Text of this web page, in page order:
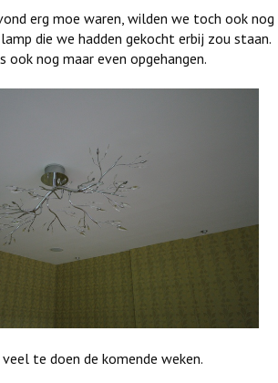
erg moe waren, wilden we toch ook nog
die we hadden gekocht erbij zou staan.
ook nog maar even opgehangen.
te doen de komende weken.